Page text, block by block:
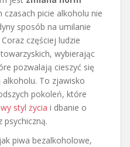
czasach picie alkoholu nie
sposób na umilanie
częściej ludzie
wybierając
pozwalają cieszyć się
To zjawisko
pokoleń, które
styl życia i dbanie o
psychiczną.
piwa bezalkoholowe,